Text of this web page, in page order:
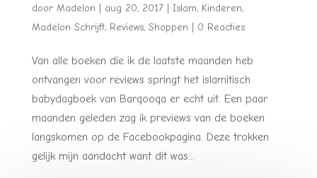
door Madelon aug 20, 2017| Islam, Kinderen,
Madelon Schrijft, Reviews, Shoppen 0 Reacties
Van alle boeken die ik de laatste maanden heb
ontvangen voor reviews springt het islamitisch
babydagboek van Barqooqa er echt uit. Een paar
maanden geleden zag ik previews van de boeken
langskomen op de Facebookpagina. Deze trokken
gelijk mijn aandacht want dit was...